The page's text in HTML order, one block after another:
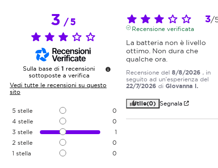
3/5
Sulla base di 1 recensioni
sottoposte a verifica
Vedi tutte le recensioni su questo
sito
5 stelle
0
4 stelle
0
3 stelle
1
2 stelle
0
1 stella 0
3/
Recensione verificata
La batteria non è livello
ottimo. Non dura che
qualche ora.
Recensione del 8/8/2026 , in
seguito ad un'esperienza del
22/7/2026 di Giovanna I.
Utile(0) Segnala